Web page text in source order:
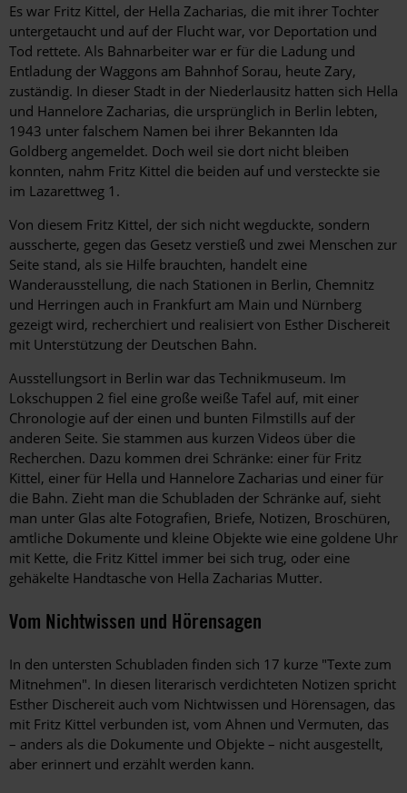
Es war Fritz Kittel, der Hella Zacharias, die mit ihrer Tochter
untergetaucht und auf der Flucht war, vor Deportation und
Tod rettete. Als Bahnarbeiter war er für die Ladung und
Entladung der Waggons am Bahnhof Sorau, heute Zary,
zuständig. In dieser Stadt in der Niederlausitz hatten sich Hella
und Hannelore Zacharias, die ursprünglich in Berlin lebten,
1943 unter falschem Namen bei ihrer Bekannten Ida
Goldberg angemeldet. Doch weil sie dort nicht bleiben
konnten, nahm Fritz Kittel die beiden auf und versteckte sie
im Lazarettweg 1.
Von diesem Fritz Kittel, der sich nicht wegduckte, sondern
ausscherte, gegen das Gesetz verstieß und zwei Menschen zur
Seite stand, als sie Hilfe brauchten, handelt eine
Wanderausstellung, die nach Stationen in Berlin, Chemnitz
und Herringen auch in Frankfurt am Main und Nürnberg
gezeigt wird, recherchiert und realisiert von Esther Dischereit
mit Unterstützung der Deutschen Bahn.
Ausstellungsort in Berlin war das Technikmuseum. Im
Lokschuppen 2 fiel eine große weiße Tafel auf, mit einer
Chronologie auf der einen und bunten Filmstills auf der
anderen Seite. Sie stammen aus kurzen Videos über die
Recherchen. Dazu kommen drei Schränke: einer für Fritz
Kittel, einer für Hella und Hannelore Zacharias und einer für
die Bahn. Zieht man die Schubladen der Schränke auf, sieht
man unter Glas alte Fotografien, Briefe, Notizen, Broschüren,
amtliche Dokumente und kleine Objekte wie eine goldene Uhr
mit Kette, die Fritz Kittel immer bei sich trug, oder eine
gehäkelte Handtasche von Hella Zacharias Mutter.
Vom Nichtwissen und Hörensagen
In den untersten Schubladen finden sich 17 kurze "Texte zum
Mitnehmen". In diesen literarisch verdichteten Notizen spricht
Esther Dischereit auch vom Nichtwissen und Hörensagen, das
mit Fritz Kittel verbunden ist, vom Ahnen und Vermuten, das
– anders als die Dokumente und Objekte – nicht ausgestellt,
aber erinnert und erzählt werden kann.